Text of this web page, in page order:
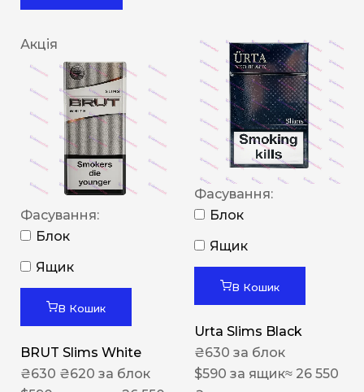
Акція
Фасування:
Блок
Ящик
В Кошик
BRUT Slims White
₴630 ₴620 за блок
Фасування:
Блок
Ящик
В Кошик
Urta Slims Black
₴630 за блок
$590 за ящик≈ 26 550